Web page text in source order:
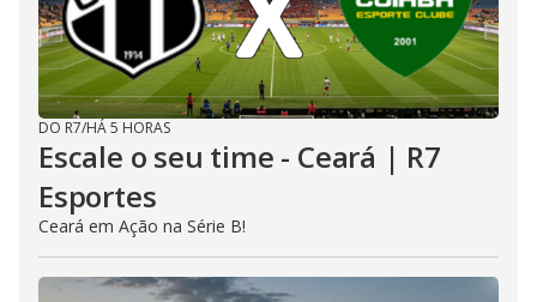
DO R7/HÁ 5 HORAS
Escale o seu time - Ceará | R7
Esportes
Ceará em Ação na Série B!